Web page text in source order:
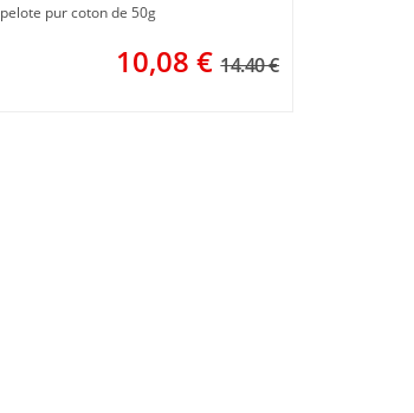
pelote pur coton de 50g
10,08 € 14.40 €